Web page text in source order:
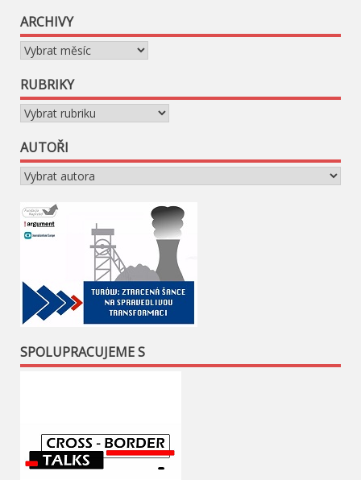
ARCHIVY
Archivy
RUBRIKY
Rubriky
AUTOŘI
SPOLUPRACUJEME S